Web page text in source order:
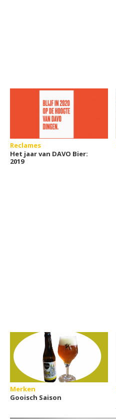
Reclames
Het jaar van DAVO Bier:
2019
Merken
Gooisch Saison